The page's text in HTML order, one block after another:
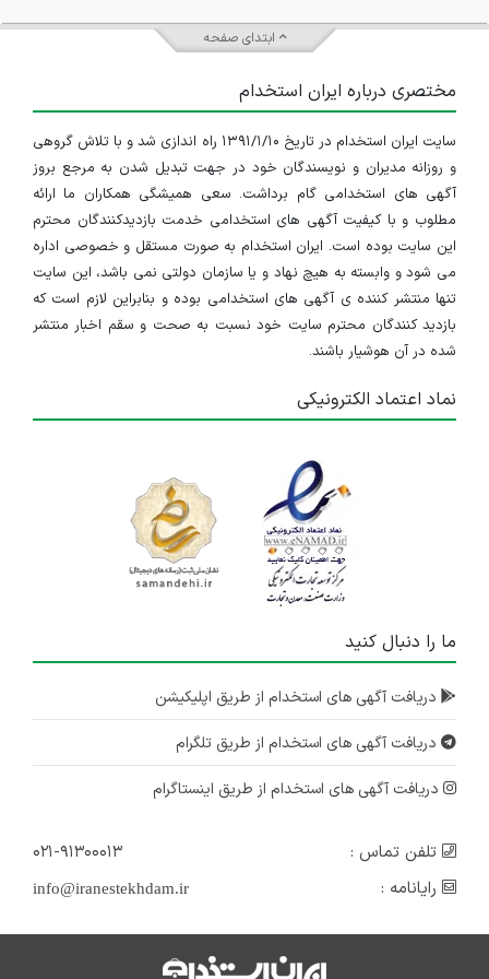
ابتدای صفحه
مختصری درباره ایران استخدام
سایت ایران استخدام در تاریخ ۱۳۹۱/۱/۱۰ راه اندازی شد و با تلاش گروهی
و روزانه مدیران و نویسندگان خود در جهت تبدیل شدن به مرجع بروز
آگهی های استخدامی گام برداشت. سعی همیشگی همکاران ما ارائه
مطلوب و با کیفیت آگهی های استخدامی خدمت بازدیدکنندگان محترم
این سایت بوده است. ایران استخدام به صورت مستقل و خصوصی اداره
می شود و وابسته به هیچ نهاد و یا سازمان دولتی نمی باشد، این سایت
تنها منتشر کننده ی آگهی های استخدامی بوده و بنابراین لازم است که
بازدید کنندگان محترم سایت خود نسبت به صحت و سقم اخبار منتشر
شده در آن هوشیار باشند.
نماد اعتماد الکترونیکی
ما را دنبال کنید
دریافت آگهی های استخدام از طریق اپلیکیشن
دریافت آگهی های استخدام از طریق تلگرام
دریافت آگهی های استخدام از طریق اینستاگرام
تلفن تماس :
۰۲۱-۹۱۳۰۰۰۱۳
رایانامه :
info@iranestekhdam.ir